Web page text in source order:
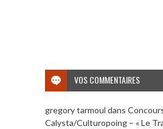
VOS COMMENTAIRES
gregory tarmoul dans
Calysta/Culturopoing – « Le